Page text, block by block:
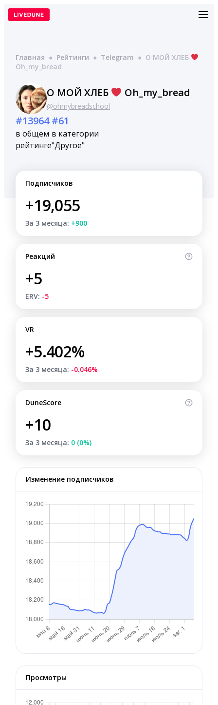
Перейти
Главная ● Рейтинги ● Telegram ● О МОЙ ХЛЕБ
Oh_my_bread
О МОЙ ХЛЕБ Oh_my_bread
@ohmybreadschool
#13964
в общем
рейтинге
#61
в категории
"Другое"
Подписчиков
+19,055
За 3 месяца: +900
Реакций
+5
ERV: -5
VR
+5.402%
За 3 месяца: -0.046%
DuneScore
+10
За 3 месяца: 0 (0%)
Изменение подписчиков
Просмотры